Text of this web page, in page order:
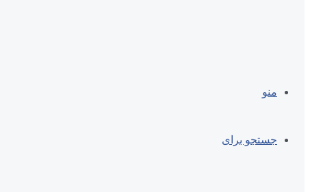
منو
جستجو برای